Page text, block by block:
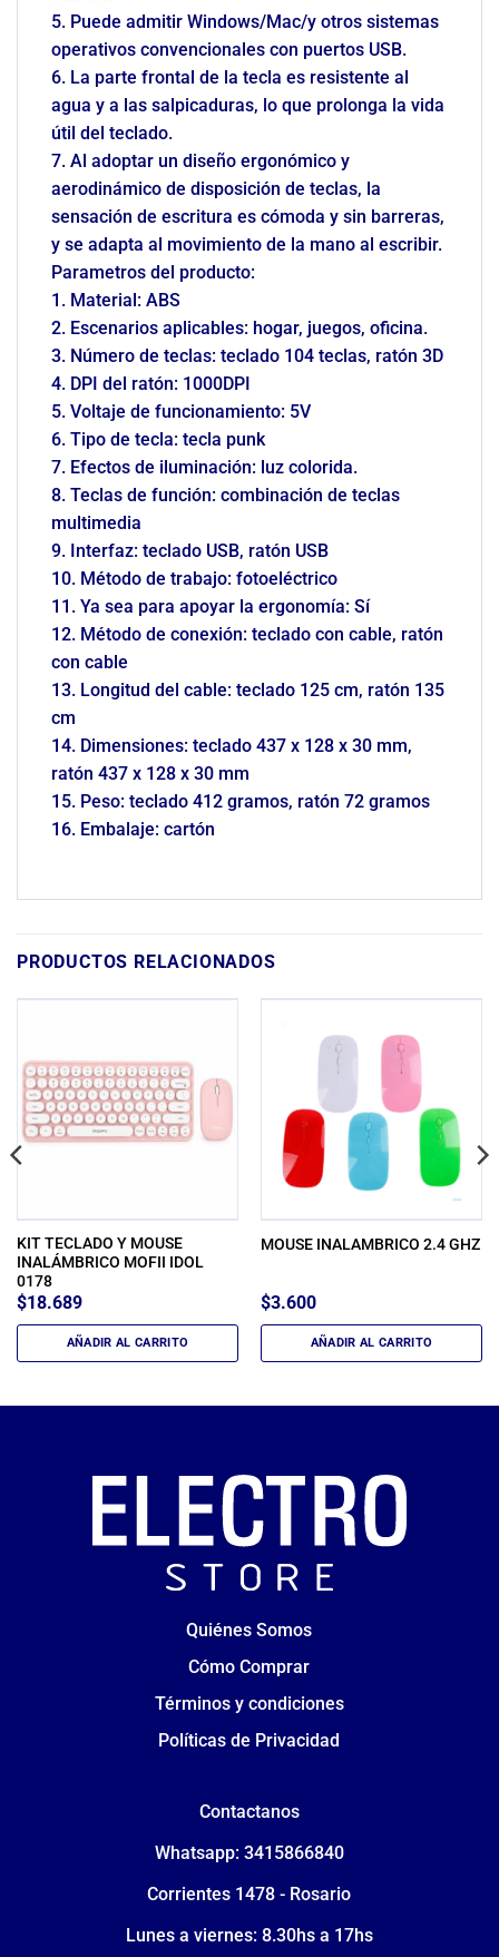
5. Puede admitir Windows/Mac/y otros sistemas
operativos convencionales con puertos USB.
6. La parte frontal de la tecla es resistente al
agua y a las salpicaduras, lo que prolonga la vida
útil del teclado.
7. Al adoptar un diseño ergonómico y
aerodinámico de disposición de teclas, la
sensación de escritura es cómoda y sin barreras,
y se adapta al movimiento de la mano al escribir.
Parametros del producto:
1. Material: ABS
2. Escenarios aplicables: hogar, juegos, oficina.
3. Número de teclas: teclado 104 teclas, ratón 3D
4. DPI del ratón: 1000DPI
5. Voltaje de funcionamiento: 5V
6. Tipo de tecla: tecla punk
7. Efectos de iluminación: luz colorida.
8. Teclas de función: combinación de teclas
multimedia
9. Interfaz: teclado USB, ratón USB
10. Método de trabajo: fotoeléctrico
11. Ya sea para apoyar la ergonomía: Sí
12. Método de conexión: teclado con cable, ratón
con cable
13. Longitud del cable: teclado 125 cm, ratón 135
cm
14. Dimensiones: teclado 437 x 128 x 30 mm,
ratón 437 x 128 x 30 mm
15. Peso: teclado 412 gramos, ratón 72 gramos
16. Embalaje: cartón
PRODUCTOS RELACIONADOS
KIT TECLADO Y MOUSE
INALÁMBRICO MOFII IDOL
0178
$18.689
AÑADIR AL CARRITO
MOUSE INALAMBRICO 2.4 GHZ
$3.600
AÑADIR AL CARRITO
Quiénes Somos
Cómo Comprar
Términos y condiciones
Políticas de Privacidad
Contactanos
Whatsapp: 3415866840
Corrientes 1478 - Rosario
Lunes a viernes: 8.30hs a 17hs